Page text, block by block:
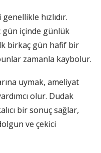
hızlıdır.
gün içinde günlük
birkaç gün hafif bir
zamanla kaybolur.
uymak, ameliyat
olur. Dudak
bir sonuç sağlar,
ve çekici